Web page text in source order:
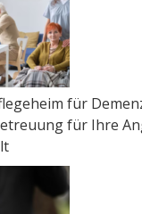
für
für Ihre